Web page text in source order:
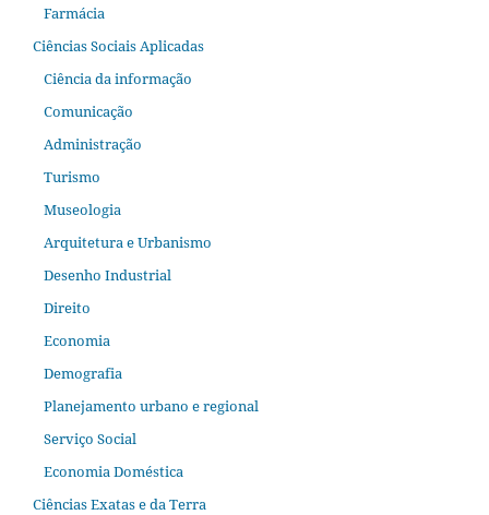
Farmácia
Ciências Sociais Aplicadas
Ciência da informação
Comunicação
Administração
Turismo
Museologia
Arquitetura e Urbanismo
Desenho Industrial
Direito
Economia
Demografia
Planejamento urbano e regional
Serviço Social
Economia Doméstica
Ciências Exatas e da Terra